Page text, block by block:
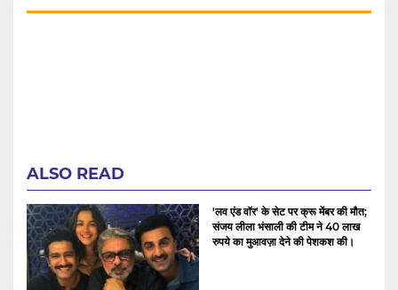
ALSO READ
'लव एंड वॉर' के सेट पर क्रू मेंबर की मौत;
संजय लीला भंसाली की टीम ने 40 लाख
रुपये का मुआवज़ा देने की पेशकश की।